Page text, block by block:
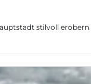
stilvoll erobern